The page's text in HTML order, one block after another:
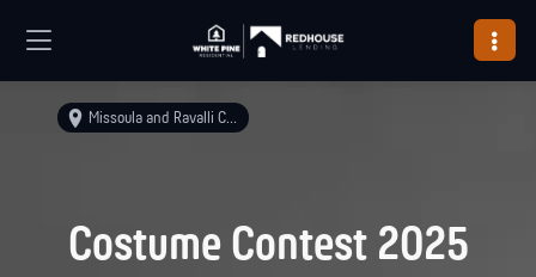
Missoula and Ravalli Counties
Costume Contest 2025